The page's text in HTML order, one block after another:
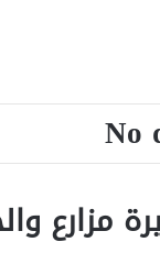
No
مزارع